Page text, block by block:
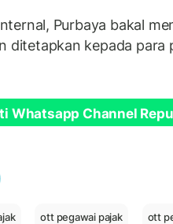
Purbaya bakal
ditetapkan kepada para
Whatsapp Channel
ott pegawai pajak ott